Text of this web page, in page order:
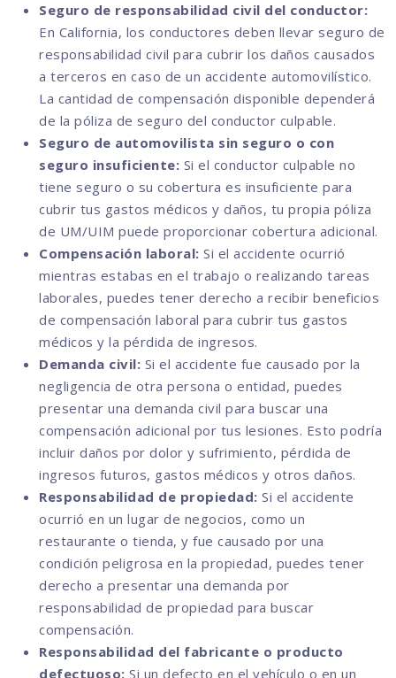
Seguro de responsabilidad civil del conductor:
En California, los conductores deben llevar seguro de
responsabilidad civil para cubrir los daños causados
a terceros en caso de un accidente automovilístico.
La cantidad de compensación disponible dependerá
de la póliza de seguro del conductor culpable.
Seguro de automovilista sin seguro o con
seguro insuficiente: Si el conductor culpable no
tiene seguro o su cobertura es insuficiente para
cubrir tus gastos médicos y daños, tu propia póliza
de UM/UIM puede proporcionar cobertura adicional.
Compensación laboral: Si el accidente ocurrió
mientras estabas en el trabajo o realizando tareas
laborales, puedes tener derecho a recibir beneficios
de compensación laboral para cubrir tus gastos
médicos y la pérdida de ingresos.
Demanda civil: Si el accidente fue causado por la
negligencia de otra persona o entidad, puedes
presentar una demanda civil para buscar una
compensación adicional por tus lesiones. Esto podría
incluir daños por dolor y sufrimiento, pérdida de
ingresos futuros, gastos médicos y otros daños.
Responsabilidad de propiedad: Si el accidente
ocurrió en un lugar de negocios, como un
restaurante o tienda, y fue causado por una
condición peligrosa en la propiedad, puedes tener
derecho a presentar una demanda por
responsabilidad de propiedad para buscar
compensación.
Responsabilidad del fabricante o producto
defectuoso: Si un defecto en el vehículo o en un